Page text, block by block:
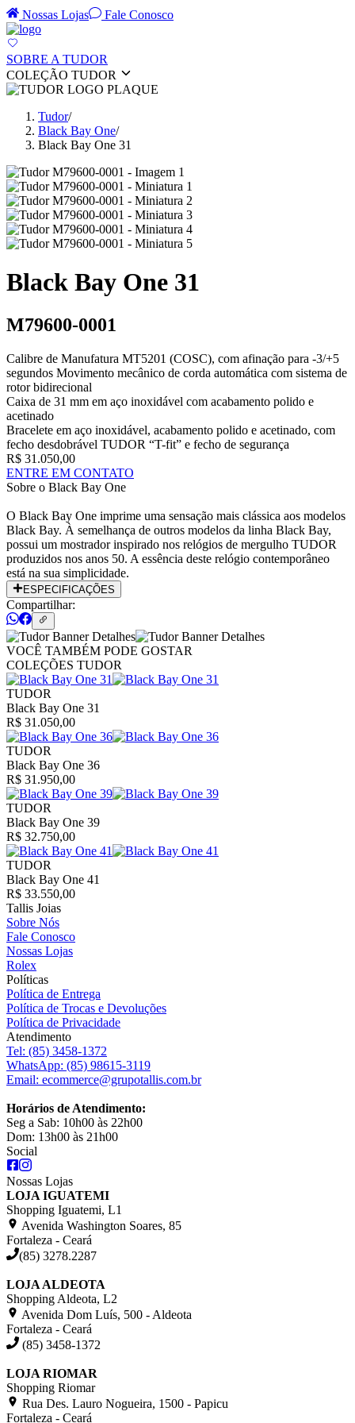
Nossas Lojas Fale Conosco
SOBRE A TUDOR
COLEÇÃO TUDOR
Tudor/
Black Bay One/
Black Bay One 31
Black Bay One 31
M79600-0001
Calibre de Manufatura MT5201 (COSC), com afinação para -3/+5
segundos Movimento mecânico de corda automática com sistema de
rotor bidirecional
Caixa de 31 mm em aço inoxidável com acabamento polido e
acetinado
Bracelete em aço inoxidável, acabamento polido e acetinado, com
fecho desdobrável TUDOR “T-fit” e fecho de segurança
R$ 31.050,00
ENTRE EM CONTATO
Sobre o Black Bay One
O Black Bay One imprime uma sensação mais clássica aos modelos
Black Bay. À semelhança de outros modelos da linha Black Bay,
possui um mostrador inspirado nos relógios de mergulho TUDOR
produzidos nos anos 50. A essência deste relógio contemporâneo
está na sua simplicidade.
ESPECIFICAÇÕES
Compartilhar:
VOCÊ TAMBÉM PODE GOSTAR
COLEÇÕES TUDOR
TUDOR
Black Bay One 31
R$ 31.050,00
TUDOR
Black Bay One 36
R$ 31.950,00
TUDOR
Black Bay One 39
R$ 32.750,00
TUDOR
Black Bay One 41
R$ 33.550,00
Tallis Joias
Sobre Nós
Fale Conosco
Nossas Lojas
Rolex
Políticas
Política de Entrega
Política de Trocas e Devoluções
Política de Privacidade
Atendimento
Tel: (85) 3458-1372
WhatsApp: (85) 98615-3119
Email: ecommerce@grupotallis.com.br
Horários de Atendimento:
Seg a Sab: 10h00 às 22h00
Dom: 13h00 às 21h00
Social
Nossas Lojas
LOJA IGUATEMI
Shopping Iguatemi, L1
Avenida Washington Soares, 85
Fortaleza - Ceará
(85) 3278.2287
LOJA ALDEOTA
Shopping Aldeota, L2
Avenida Dom Luís, 500 - Aldeota
Fortaleza - Ceará
(85) 3458-1372
LOJA RIOMAR
Shopping Riomar
Rua Des. Lauro Nogueira, 1500 - Papicu
Fortaleza - Ceará